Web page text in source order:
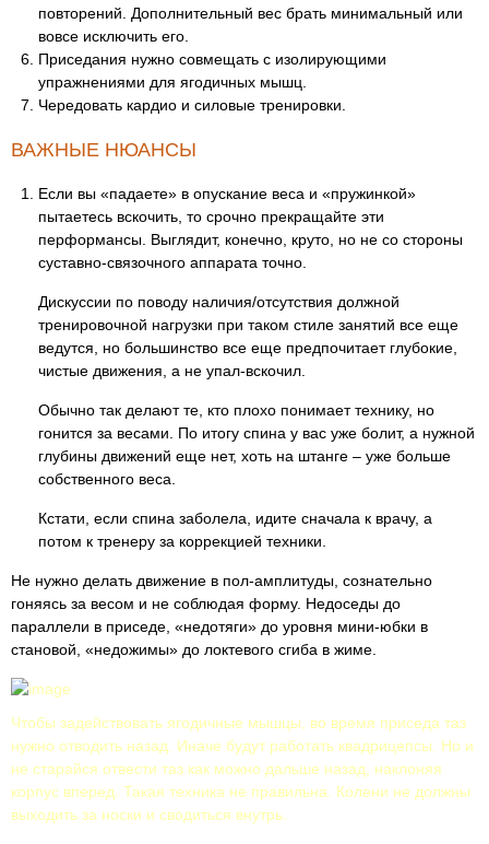
повторений. Дополнительный вес брать минимальный или
вовсе исключить его.
Приседания нужно совмещать с изолирующими
упражнениями для ягодичных мышц.
Чередовать кардио и силовые тренировки.
ВАЖНЫЕ НЮАНСЫ
Если вы «падаете» в опускание веса и «пружинкой»
пытаетесь вскочить, то срочно прекращайте эти
перформансы. Выглядит, конечно, круто, но не со стороны
суставно-связочного аппарата точно.
Дискуссии по поводу наличия/отсутствия должной
тренировочной нагрузки при таком стиле занятий все еще
ведутся, но большинство все еще предпочитает глубокие,
чистые движения, а не упал-вскочил.
Обычно так делают те, кто плохо понимает технику, но
гонится за весами. По итогу спина у вас уже болит, а нужной
глубины движений еще нет, хоть на штанге – уже больше
собственного веса.
Кстати, если спина заболела, идите сначала к врачу, а
потом к тренеру за коррекцией техники.
Не нужно делать движение в пол-амплитуды, сознательно
гоняясь за весом и не соблюдая форму. Недоседы до
параллели в приседе, «недотяги» до уровня мини-юбки в
становой, «недожимы» до локтевого сгиба в жиме.
Чтобы задействовать ягодичные мышцы, во время приседа таз
нужно отводить назад. Иначе будут работать квадрицепсы. Но и
не старайся отвести таз как можно дальше назад, наклоняя
корпус вперед. Такая техника не правильна. Колени не должны
выходить за носки и сводиться внутрь.